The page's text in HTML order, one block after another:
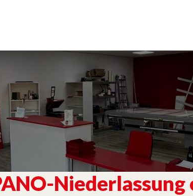
Niederlassung